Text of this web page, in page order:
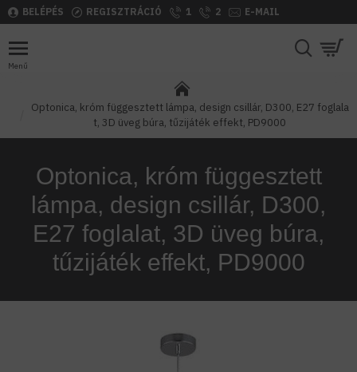
BELÉPÉS REGISZTRÁCIÓ 1 2 E-MAIL
Optonica, króm függesztett lámpa, design csillár, D300, E27 foglala
t, 3D üveg búra, tűzijáték effekt, PD9000
Optonica, króm függesztett
lámpa, design csillár, D300,
E27 foglalat, 3D üveg búra,
tűzijáték effekt, PD9000